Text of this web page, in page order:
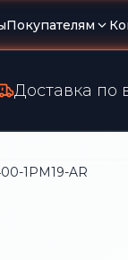
Покупателям
Доставка по
1РМ19-AR